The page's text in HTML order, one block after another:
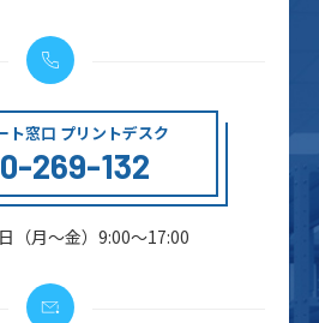
ト窓口 プリントデスク
269-132
（月～金）9:00～17:00